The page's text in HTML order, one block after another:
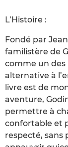
L’Histoire :
Fondé par
familistère de
comme un des
alternative à
livre est de
aventure,
permettre à
confortable et
respecté, sans